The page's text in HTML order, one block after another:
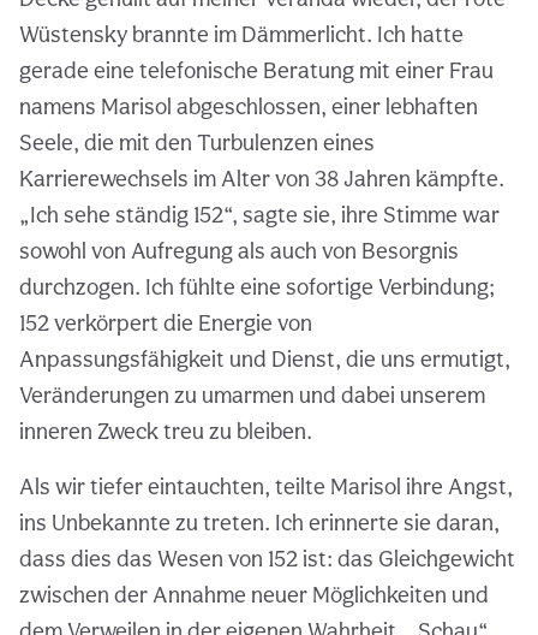
Wüstensky brannte im Dämmerlicht. Ich hatte
gerade eine telefonische Beratung mit einer Frau
namens Marisol abgeschlossen, einer lebhaften
Seele, die mit den Turbulenzen eines
Karrierewechsels im Alter von 38 Jahren kämpfte.
„Ich sehe ständig 152“, sagte sie, ihre Stimme war
sowohl von Aufregung als auch von Besorgnis
durchzogen. Ich fühlte eine sofortige Verbindung;
152 verkörpert die Energie von
Anpassungsfähigkeit und Dienst, die uns ermutigt,
Veränderungen zu umarmen und dabei unserem
inneren Zweck treu zu bleiben.
Als wir tiefer eintauchten, teilte Marisol ihre Angst,
ins Unbekannte zu treten. Ich erinnerte sie daran,
dass dies das Wesen von 152 ist: das Gleichgewicht
zwischen der Annahme neuer Möglichkeiten und